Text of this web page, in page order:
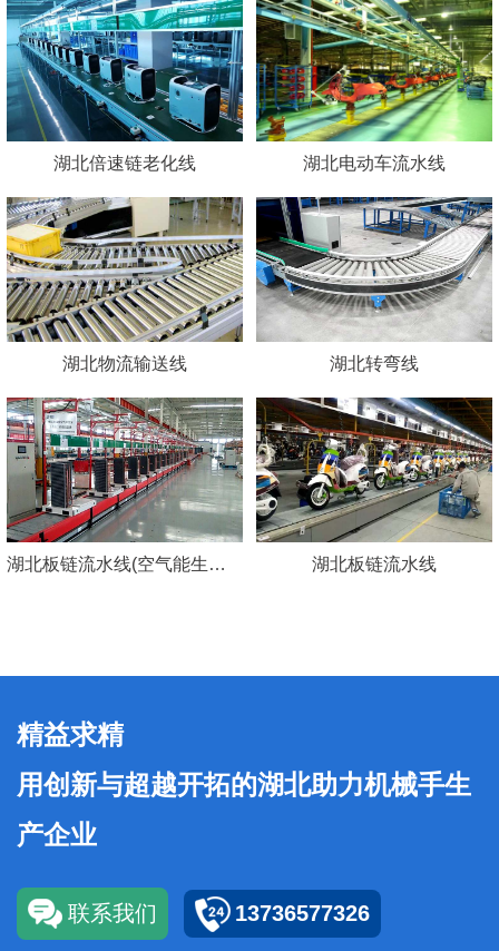
湖北倍速链老化线 湖北电动车流水线
湖北物流输送线 湖北转弯线
湖北板链流水线(空气能生产线) 湖北板链流水线
精益求精
用创新与超越开拓的湖北助力机械手生
产企业
联系我们 13736577326